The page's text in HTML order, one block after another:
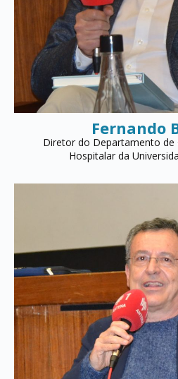
Fernando
Diretor do Departamento de
Hospitalar da